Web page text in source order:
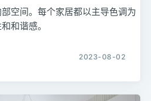
空间。每个家居都以主导色调为
和谐感。
2023-08-02